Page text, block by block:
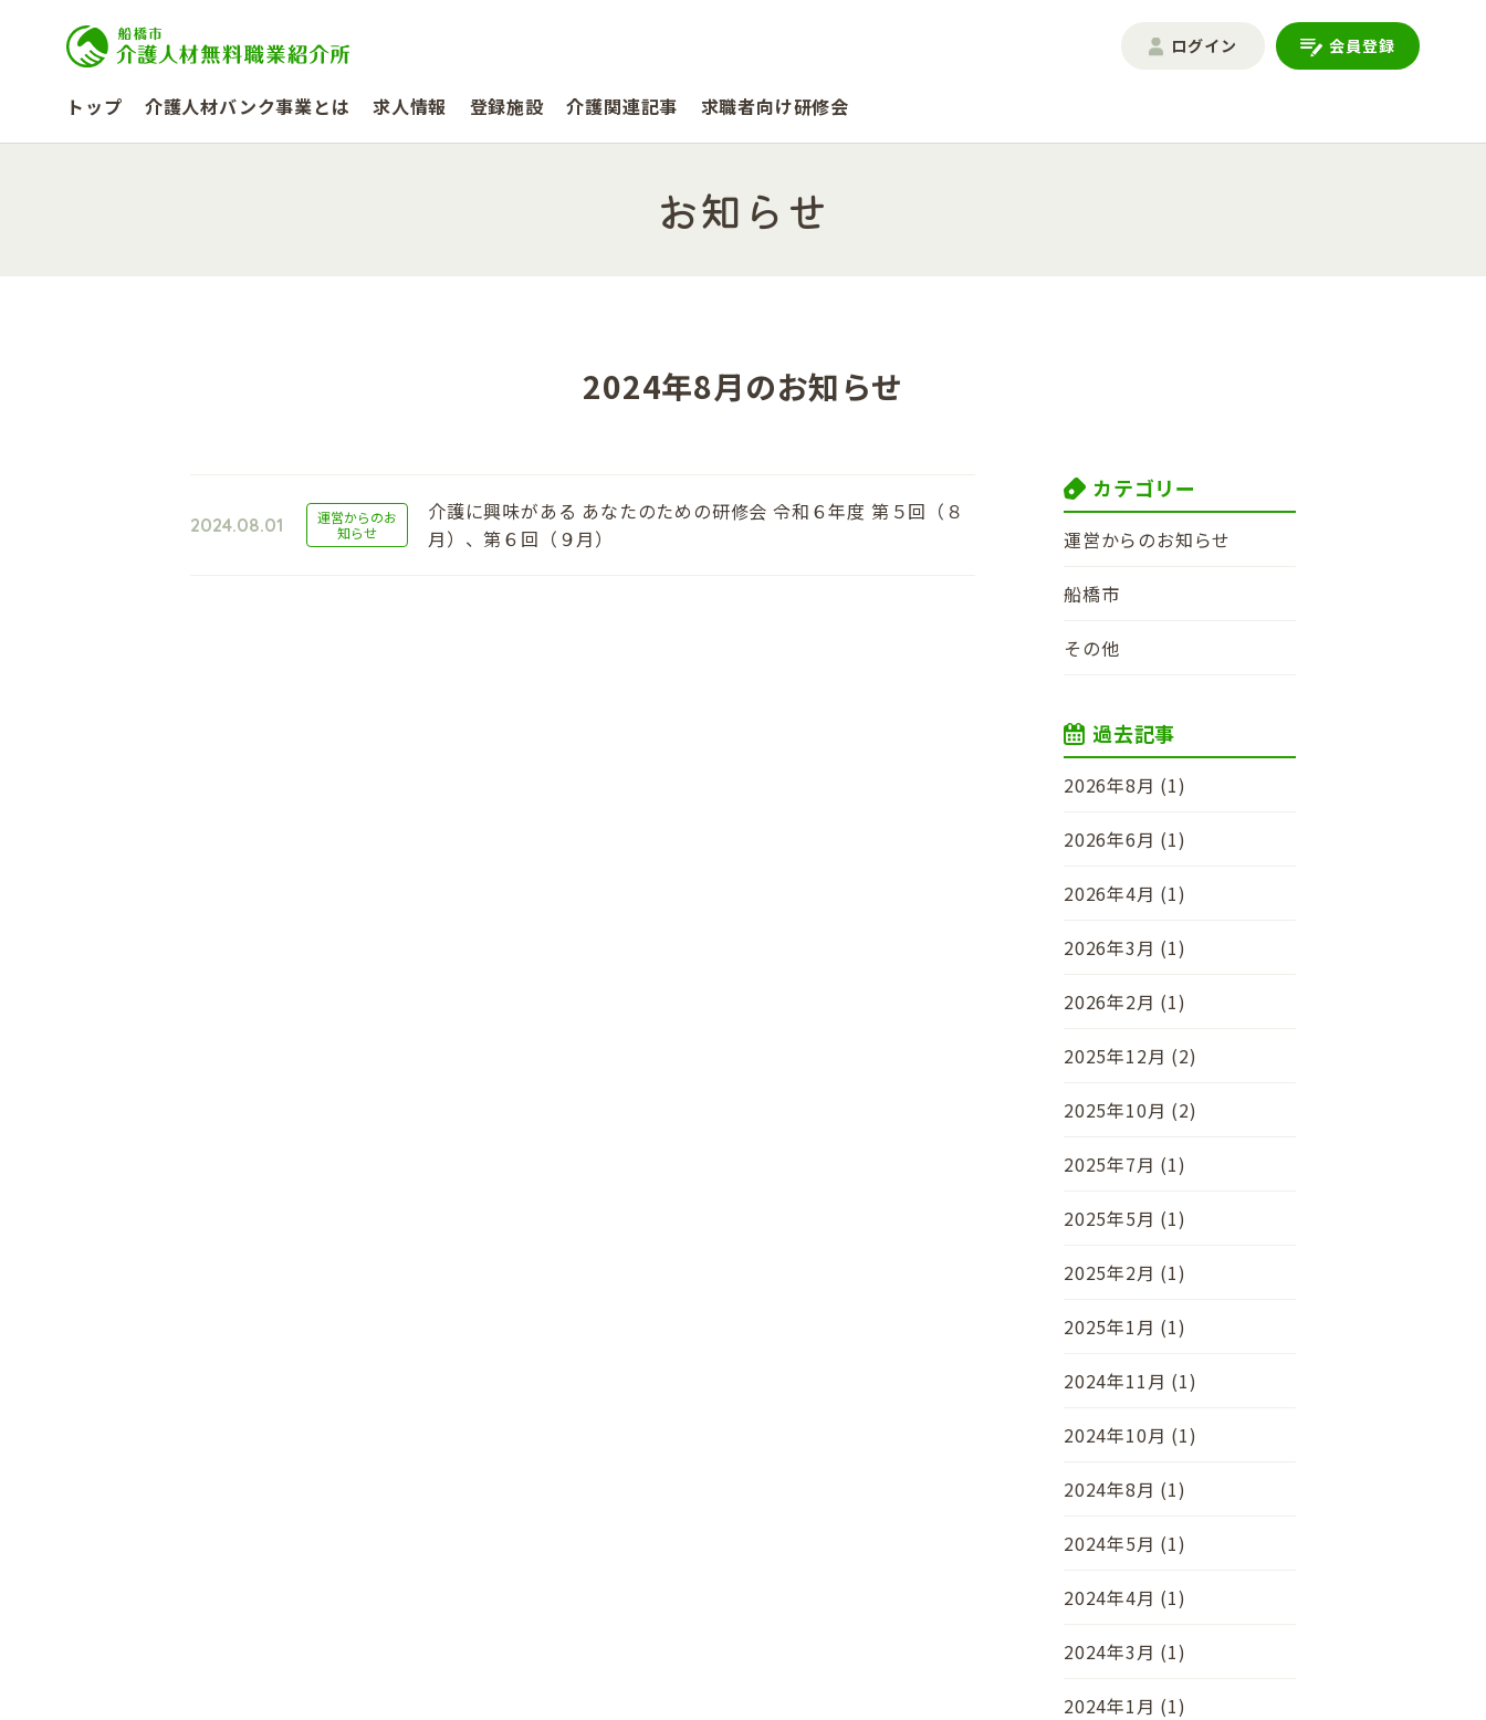
ログイン 会員登録
トップ 介護人材バンク事業とは 求人情報 登録施設 介護関連記事 求職者向け研修会
お知らせ
2024年8月のお知らせ
2024.08.01
運営からのお
知らせ
介護に興味がある あなたのための研修会 令和６年度 第５回（８
月）、第６回（９月）
カテゴリー
運営からのお知らせ
船橋市
その他
過去記事
2026年8月 (1)
2026年6月 (1)
2026年4月 (1)
2026年3月 (1)
2026年2月 (1)
2025年12月 (2)
2025年10月 (2)
2025年7月 (1)
2025年5月 (1)
2025年2月 (1)
2025年1月 (1)
2024年11月 (1)
2024年10月 (1)
2024年8月 (1)
2024年5月 (1)
2024年4月 (1)
2024年3月 (1)
2024年1月 (1)